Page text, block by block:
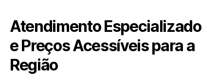
Atendimento Especializado
e Preços Acessíveis para a
Região